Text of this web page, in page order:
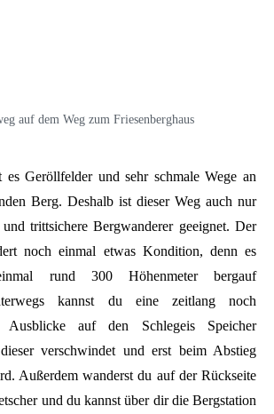
auf dem Weg zum Friesenberghaus
Geröllfelder und sehr schmale Wege an
Berg. Deshalb ist dieser Weg auch nur
trittsichere Bergwanderer geeignet. Der
noch einmal etwas Kondition, denn es
rund 300 Höhenmeter bergauf
kannst du eine zeitlang noch
Ausblicke auf den Schlegeis Speicher
verschwindet und erst beim Abstieg
Außerdem wanderst du auf der Rückseite
und du kannst über dir die Bergstation